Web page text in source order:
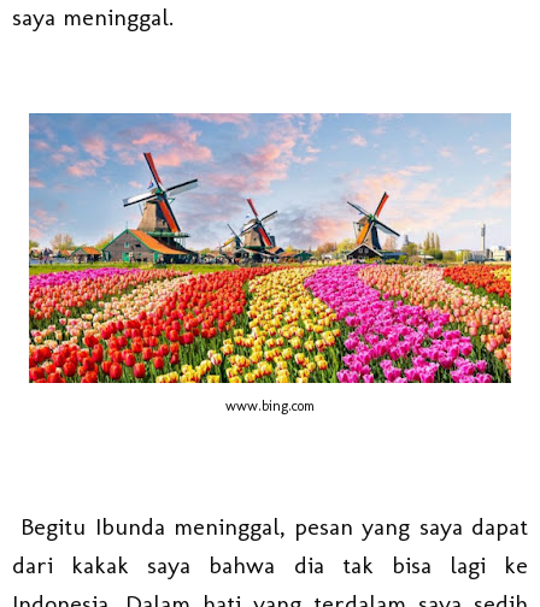
saya meninggal.
www.bing.com
Begitu Ibunda meninggal, pesan yang saya dapat
dari kakak saya bahwa dia tak bisa lagi ke